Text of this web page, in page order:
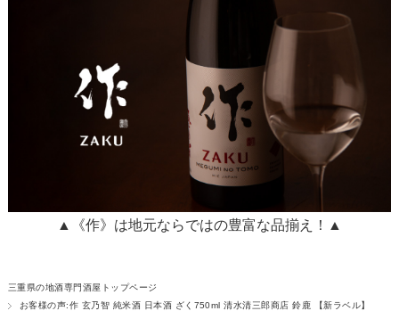
▲《作》は地元ならではの豊富な品揃え！▲
三重県の地酒専門酒屋トップページ
お客様の声:作 玄乃智 純米酒 日本酒 ざく750ml 清水清三郎商店 鈴鹿 【新ラベル】